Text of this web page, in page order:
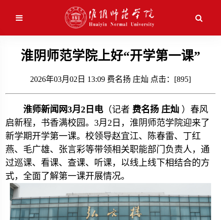
校史沿革
现任领导
机构设置
校园风景
研究生教育
继续教育
留学生教育
应用维护中！
淮阴师范学院上好“开学第一课”
2026年03月02日 13:09 费名扬 庄灿 点击：[895]
淮师新闻网3月2日电 （记者 费名扬 庄灿 ）春风
启新程，书香满校园。3月2日，淮阴师范学院迎来了
新学期开学第一课。校领导赵宜江、陈春雷、丁红
燕、毛广雄、张言彩等带领相关职能部门负责人，通
过巡课、看课、查课、听课，以线上线下相结合的方
式，全面了解第一课开展情况。